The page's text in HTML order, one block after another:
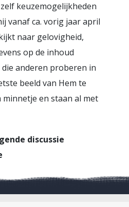
keuzemogelijkheden
vanaf ca. vorig jaar april
naar gelovigheid,
op de inhoud
anderen proberen in
beeld van Hem te
en staan al met
discussie